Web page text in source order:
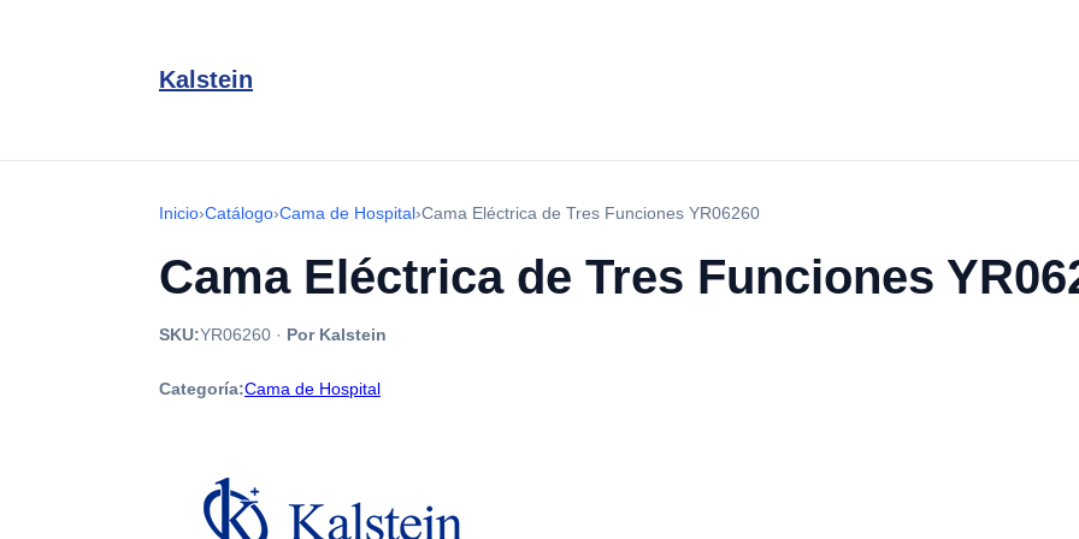
Kalstein
Inicio›Catálogo›Cama de Hospital›Cama Eléctrica de Tres Funciones YR06260
Cama Eléctrica de Tres Funciones
SKU:YR06260 · Por Kalstein
Categoría:Cama de Hospital